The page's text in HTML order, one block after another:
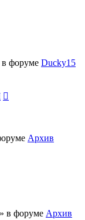
в форуме Ducky15
Архив
в форуме Архив